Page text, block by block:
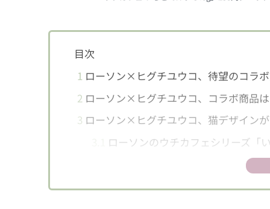
目次
1 ローソン×ヒグチユウコ、待望のコラ
2 ローソン×ヒグチユウコ、コラボ商品
3 ローソン×ヒグチユウコ、猫デザイン
ローソンのウチカフェシリーズ「
3.3ミニトランク型の缶に入ったチョ